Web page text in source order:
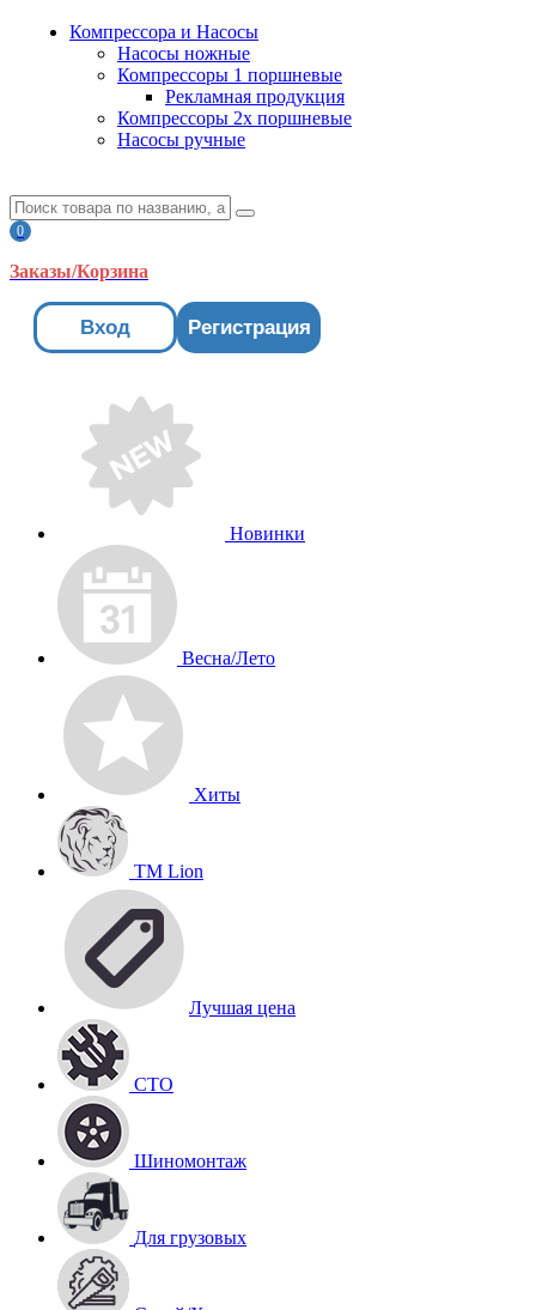
Компрессора и Насосы
Насосы ножные
Компрессоры 1 поршневые
Рекламная продукция
Компрессоры 2х поршневые
Насосы ручные
0
Заказы/Корзина
Вход Регистрация
Новинки
Весна/Лето
Хиты
TM Lion
Лучшая цена
СТО
Шиномонтаж
Для грузовых